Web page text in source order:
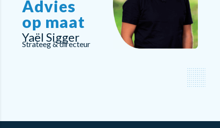
Advies
op maat
Yaël Sigger
Strateeg & directeur